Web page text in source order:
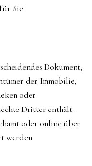
Sie.
Dokument,
der Immobilie,
oder
Dritter enthält.
oder online über
werden.